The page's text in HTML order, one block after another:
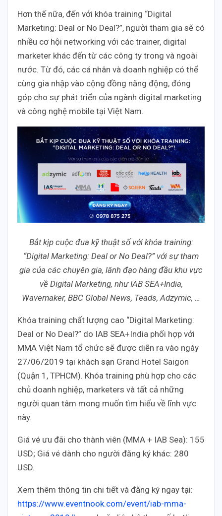
Hơn thế nữa, đến với khóa training “Digital
Marketing: Deal or No Deal?”, người tham gia sẽ có
nhiều cơ hội networking với các trainer, digital
marketer khác đến từ các công ty trong và ngoài
nước. Từ đó, các cá nhân và doanh nghiệp có thể
cùng gia nhập vào cộng đồng năng động, đóng
góp cho sự phát triển của ngành digital marketing
và công nghệ mobile tại Việt Nam.
Bắt kịp cuộc đua kỹ thuật số với khóa training:
“Digital Marketing: Deal or No Deal?” với sự tham
gia của các chuyên gia, lãnh đạo hàng đầu khu vực
về Digital Marketing, như IAB SEA+India,
Wavemaker, BBC Global News, Teads, Adzymic, …
Khóa training chất lượng cao “Digital Marketing:
Deal or No Deal?” do IAB SEA+India phối hợp với
MMA Việt Nam tổ chức sẽ được diễn ra vào ngày
27/06/2019 tại khách sạn Grand Hotel Saigon
(Quận 1, TPHCM). Khóa training phù hợp cho các
chủ doanh nghiệp, marketers và tất cả những
người quan tâm mong muốn tìm hiểu về lĩnh vực
này.
Giá vé ưu đãi cho thành viên (MMA + IAB Sea): 155
USD; Giá vé dành cho người đăng ký khác: 280
USD.
Xem thêm thông tin chi tiết và đăng ký ngay tại:
https://www.eventnook.com/event/iab-mma-